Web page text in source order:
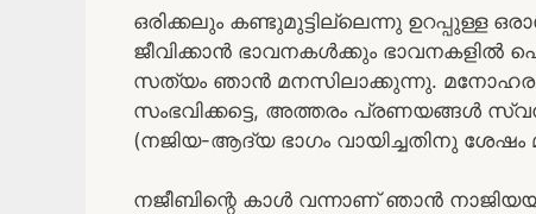
ഒരിക്കലും കണ്ടുമുട്ടില്ലെന്നു
ജീവിക്കാൻ ഭാവനകൾക്കും ഭാവനകളിൽ
സത്യം ഞാൻ മനസിലാക്കുന്നു.
സംഭവിക്കട്ടെ, അത്തരം പ്രണയങ്ങൾ
(നജിയ-ആദ്യ ഭാഗം വായിച്ചതിനു ശേഷം
നജീബിന്റെ കാൾ വന്നാണ് ഞാൻ